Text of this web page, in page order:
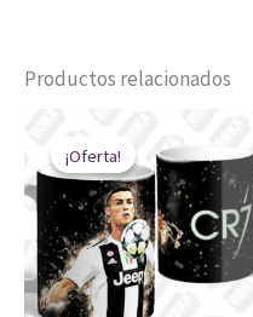
Productos relacionados
¡Oferta!
¡Oferta!original
era:
$ 20.000.
precio
actual
es:
$ 14.900.